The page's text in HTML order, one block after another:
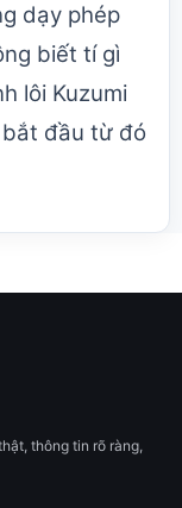
dạy phép
biết tí gì
lôi Kuzumi
đầu từ đó
thông tin rõ ràng,